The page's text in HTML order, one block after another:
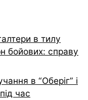
в тилу
бойових: справу
в “Оберіг” і
час